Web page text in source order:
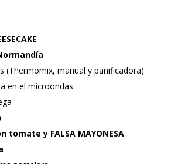
(Thermomix, manual y panificadora)
en el microondas
tomate y FALSA MAYONESA